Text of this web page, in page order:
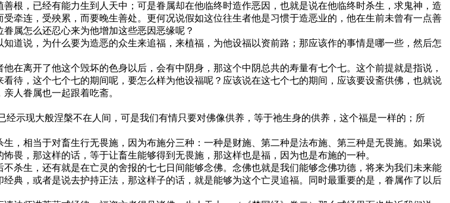
根，已经有能力生到人天中；可是眷属却在他临终时造作恶因，也就是说在他临终时杀生，求鬼神，造
牵连，受殃累，而要晚生善处。更何况说假如这位往生者他是习惯于造恶业的，他在生前未曾有一点善
属怎么还忍心来为他增加这些恶因恶缘呢？
道说，为什么要为造恶的众生来追福，来植福，为他设福以资前路；那应该作的事情是哪一些，然后怎
在离开了他这个毁坏的色身以后，会有中阴身，那这个中阴总共的寿量有七个七。这个前提就是指说，
待，这个七个七的期间呢，要怎么样为他设福呢？应该说在这七个七的期间，应该要设斋供佛，也就说
人眷属也一起跟着吃斋。
示现大般涅槃不在人间，可是我们有情只要对佛像供养，等于祂生身的供养，这个福是一样的；所
，相当于对畜生行无畏施，因为布施分三种：一种是财施、第二种是法布施、第三种是无畏施。如果说
畏，那这样的话，等于让畜生能够得到无畏施，那这样也是福，因为也是布施的一种。
杀生，还有就是在亡灵的舍报的七七日间能够念佛。念佛也就是我们能够念佛功德，将来为我们未来能
典，或者是说去护持正法，那这样子的话，就是能够为这个亡灵追福。同时最重要的是，眷属作了以后